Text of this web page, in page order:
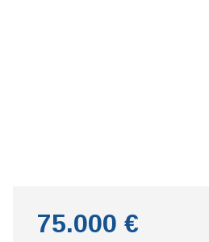
75.000 €